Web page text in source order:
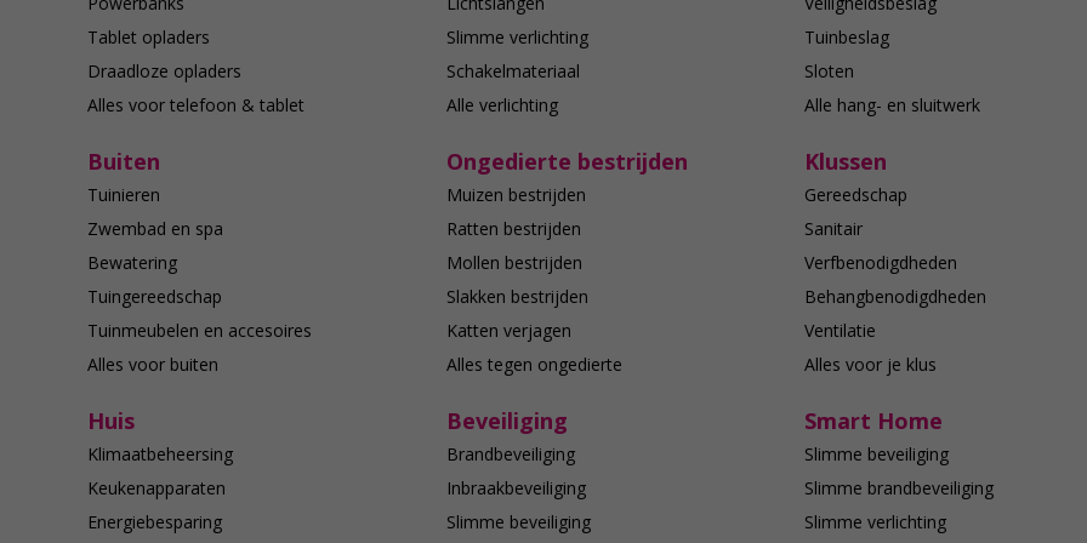
Tablet opladers
Draadloze opladers
Alles voor telefoon & tablet
Slimme verlichting
Schakelmateriaal
Alle verlichting
Tuinbeslag
Sloten
Alle hang- en sluitwerk
Buiten
Tuinieren
Zwembad en spa
Bewatering
Tuingereedschap
Tuinmeubelen en accesoires
Alles voor buiten
Ongedierte bestrijden
Muizen bestrijden
Ratten bestrijden
Mollen bestrijden
Slakken bestrijden
Katten verjagen
Alles tegen ongedierte
Klussen
Gereedschap
Sanitair
Verfbenodigdheden
Behangbenodigdheden
Ventilatie
Alles voor je klus
Huis
Klimaatbeheersing
Keukenapparaten
Energiebesparing
Beveiliging
Brandbeveiliging
Inbraakbeveiliging
Slimme beveiliging
Smart Home
Slimme beveiliging
Slimme brandbeveiliging
Slimme verlichting